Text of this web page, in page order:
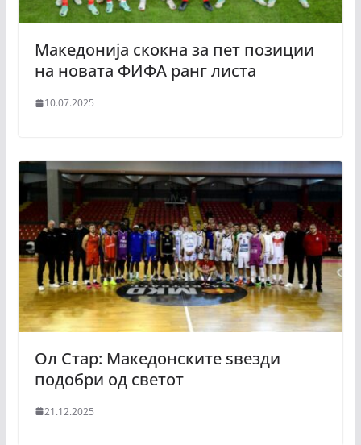
Македонија скокна за пет позиции
на новата ФИФА ранг листа
10.07.2025
Ол Стар: Македонските ѕвезди
подобри од светот
21.12.2025